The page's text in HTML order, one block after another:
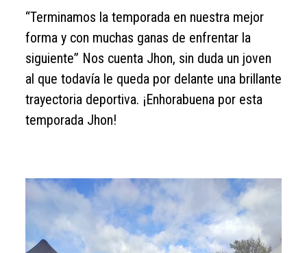
“Terminamos la temporada en nuestra mejor
forma y con muchas ganas de enfrentar la
siguiente” Nos cuenta Jhon, sin duda un joven
al que todavía le queda por delante una brillante
trayectoria deportiva. ¡Enhorabuena por esta
temporada Jhon!